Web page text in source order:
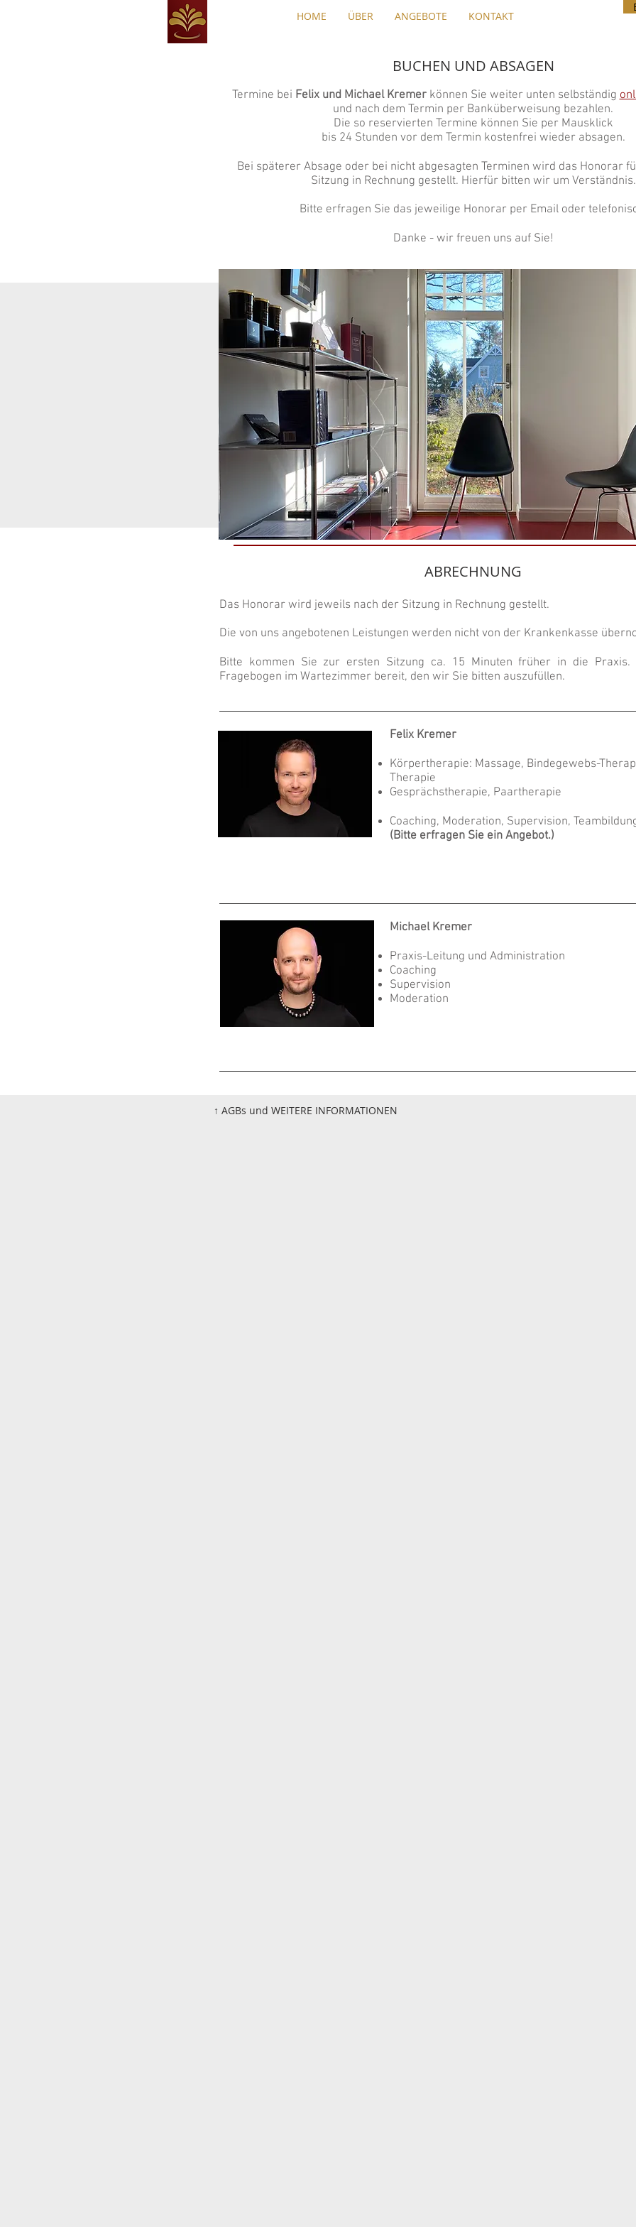
HOME ÜBER ANGEBOTE KONTAKT
BUCHEN UND ABSAGEN
Termine bei Felix und Michael Kremerkönnen Sie weiter unten selbständig
und nach dem Termin per Banküberweisung bezahlen.
Die so reservierten Termine können Sie per Mausklick
bis 24 Stunden vor dem Termin kostenfrei wieder absagen.
Bei späterer Absage oder bei nicht abgesagten Terminen wird das Honorar
Sitzung in Rechnung gestellt. Hierfür bitten wir um Verständnis.
Bitte erfragen Sie das jeweilige Honorar per Email oder
Danke - wir freuen uns auf Sie!
ABRECHNUNG
Das Honorar wird jeweils nach der Sitzung in Rechnung gestellt.
Die von uns angebotenen Leistungen werden nicht von der Krankenkasse
Bitte kommen Sie zur ersten Sitzung ca. 15 Minuten früher in die
Fragebogen im Wartezimmer bereit, den wir Sie bitten auszufüllen.
Felix Kremer
Körpertherapie: Massage, Bindegewebs-
Therapie
Gesprächstherapie, Paartherapie
Coaching, Moderation, Supervision,
(Bitte erfragen Sie ein Angebot.)
Michael Kremer
Praxis-Leitung und Administration
Coaching
Supervision
Moderation
↑ AGBs und WEITERE INFORMATIONEN